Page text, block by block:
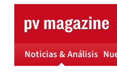
content
Noticias & Análisis